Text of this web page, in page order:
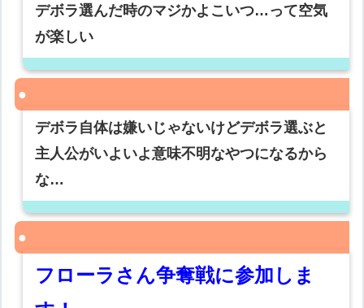
デボラ選んだ時のマジかよこいつ…って空気
が楽しい
デボラ自体は嫌いじゃないけどデボラ選ぶと
主人公がいよいよ意味不明なやつになるから
な…
フローラさん争奪戦に参加しま